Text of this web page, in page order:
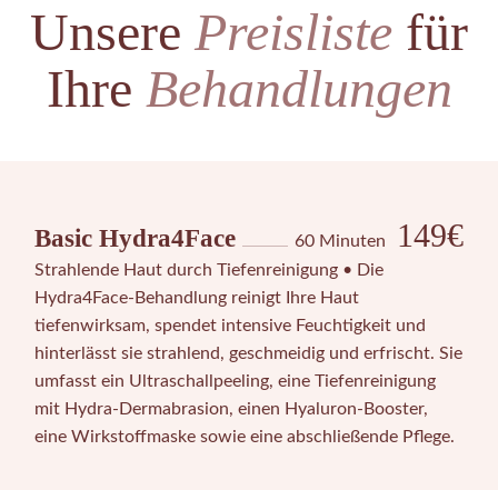
Unsere Preisliste für
Ihre Behandlungen
Basic Hydra4Face 60 Minuten 149€
Strahlende Haut durch Tiefenreinigung • Die
Hydra4Face-Behandlung reinigt Ihre Haut
tiefenwirksam, spendet intensive Feuchtigkeit und
hinterlässt sie strahlend, geschmeidig und erfrischt. Sie
umfasst ein Ultraschallpeeling, eine Tiefenreinigung
mit Hydra-Dermabrasion, einen Hyaluron-Booster,
eine Wirkstoffmaske sowie eine abschließende Pflege.